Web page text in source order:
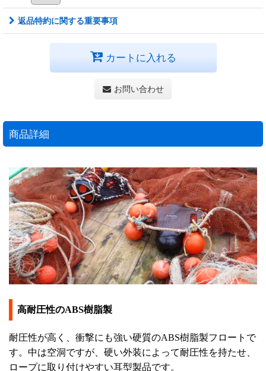
返品特約に関する重要事項
カートに入れる
お問い合わせ
商品詳細
高耐圧性のABS樹脂製
耐圧性が高く、衝撃にも強い硬質のABS樹脂製フロートで
す。中は空洞ですが、硬い外装によって耐圧性を持たせ、
ロープに取り付けやすい耳型製品です。